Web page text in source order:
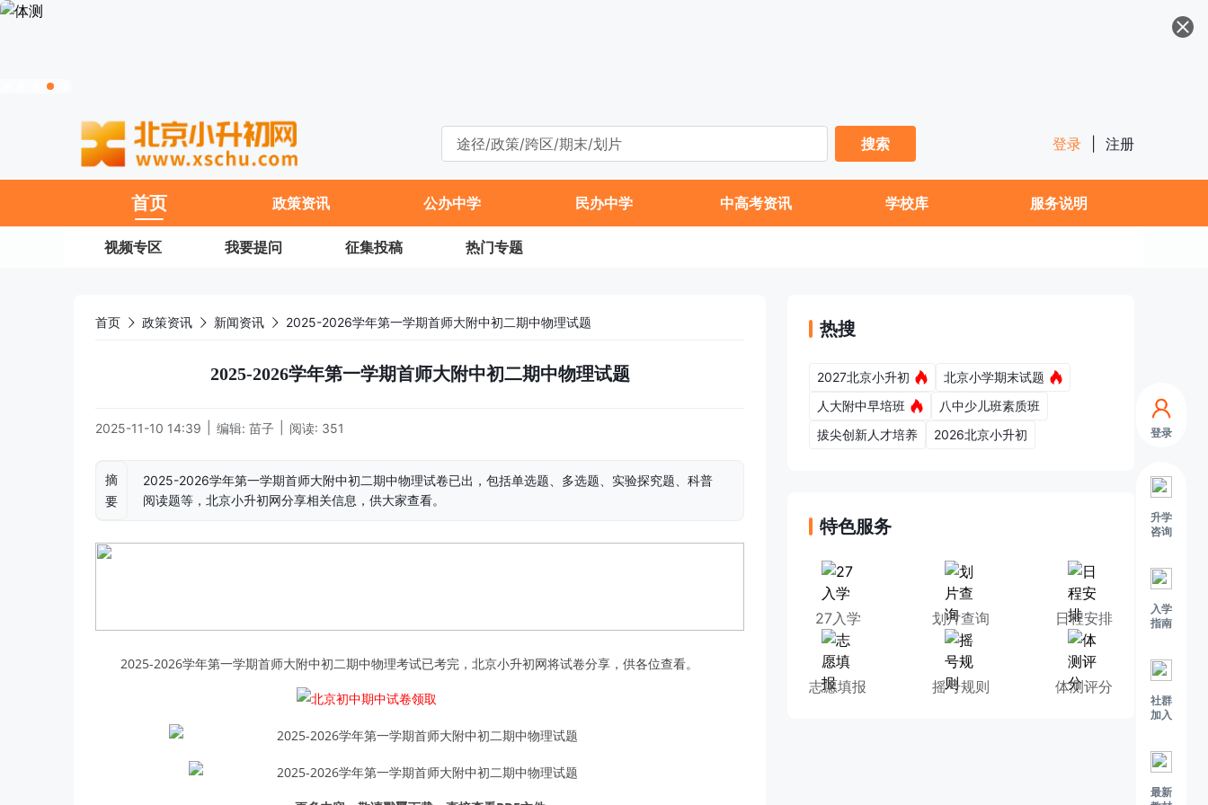
登录
升学
咨询
入学
指南
社群
加入
最新
搜索
登录 注册
首页 政策资讯 公办中学 民办中学 中高考资讯 学校库 服务说明
视频专区 我要提问 征集投稿 热门专题
首页 政策资讯 新闻资讯 2025-2026学年第一学期首师大附中初二期中物理试题
2025-2026学年第一学期首师大附中初二期中物理试题
2025-11-10 14:39 编辑: 苗子 阅读: 351
摘
要
2025-2026学年第一学期首师大附中初二期中物理试卷已出，包括单选题、多选题、实验探究题、科普
阅读题等，北京小升初网分享相关信息，供大家查看。
2025-2026学年第一学期首师大附中初二期中物理考试已考完，北京小升初网将试卷分享，供各位查看。
热搜
2027北京小升初
北京小学期末试题
人大附中早培班
八中少儿班素质班
拔尖创新人才培养
2026北京小升初
特色服务
27入学 划片查询 日程安排
志愿填报 摇号规则 体测评分